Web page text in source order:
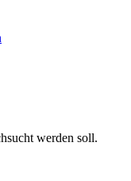
werden soll.